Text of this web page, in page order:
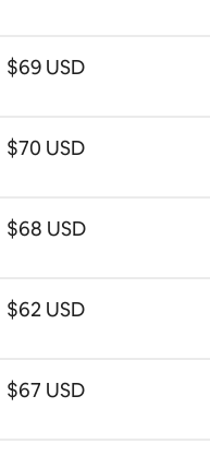
$69 USD
$70 USD
$68 USD
$62 USD
$67 USD